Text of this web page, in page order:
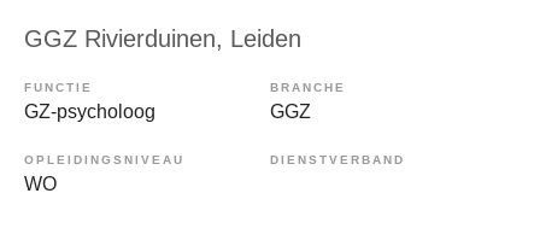
GGZ Rivierduinen, Leiden
FUNCTIE
GZ-psycholoog
BRANCHE
GGZ
OPLEIDINGSNIVEAU
WO
DIENSTVERBAND